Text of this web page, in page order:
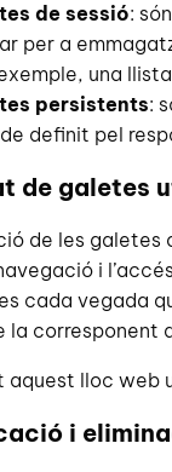
de sessió:
per a
una
persistents:
definit pel
de galetes
de les galetes
i
cada vegada
la corresponent
aquest lloc web
i